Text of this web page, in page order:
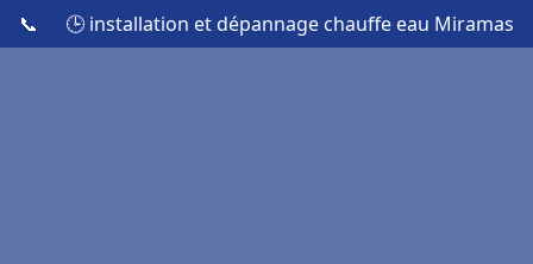
📞 🕒 installation et dépannage chauffe eau Miramas